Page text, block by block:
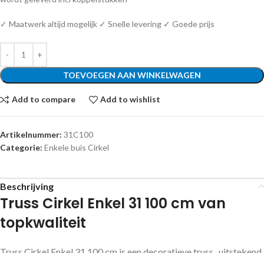
✓ Maatwerk altijd mogelijk ✓ Snelle levering ✓ Goede prijs
TOEVOEGEN AAN WINKELWAGEN
Add to compare Add to wishlist
Artikelnummer: 31C100
Categorie: Enkele buis Cirkel
Beschrijving
Truss Cirkel Enkel 31 100 cm van
topkwaliteit